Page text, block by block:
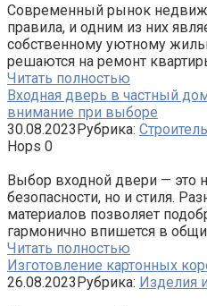
Современный рынок
правила, и одним из них
собственному уютному
решаются на ремонт
Читать полностью
Входная дверь в частный
внимание при выборе
30.08.2023Рубрика:
Hops 0
Выбор входной двери — это
безопасности, но и стиля.
материалов позволяет
гармонично впишется в
Читать полностью
Изготовление картонных
26.08.2023Рубрика: Изделия